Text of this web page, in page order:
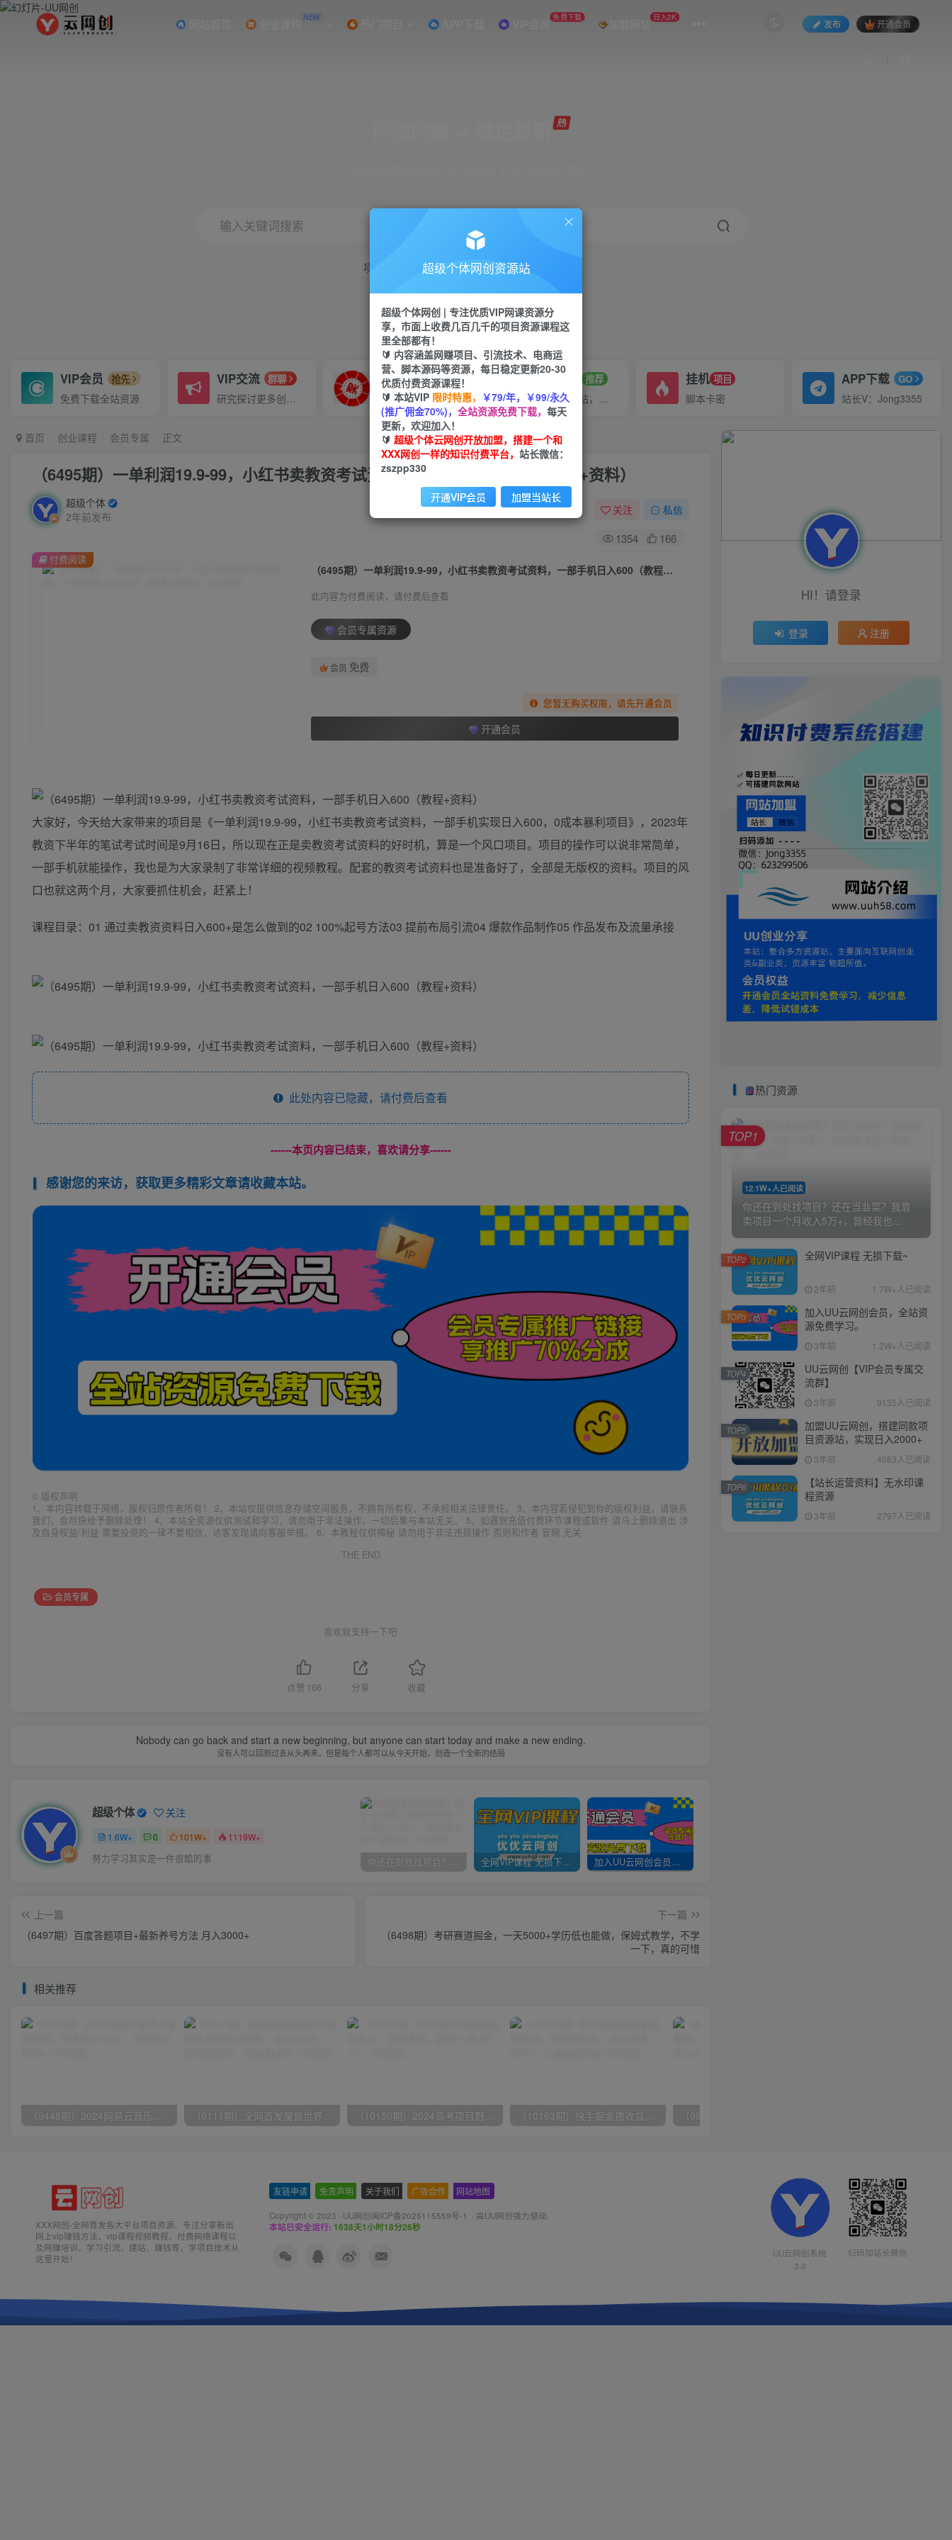
创业课程 NEW 热门项目 APP下载 VIP会员 免费下载 加盟网站 日入2K
发布 开通会员
输入关键词搜索
项目 引流 短视频 小红书
VIP会员 抢先
免费下载全站资源
VIP交流 群聊
研究探讨更多创业项目路子。
VIP推广
70%分佣
会员专属推广链接
招募站长 推荐
搭建同款网站，自己当老板
挂机 项目
脚本卡密
APP下载 GO
站长V：Jong3355
首页 创业课程 会员专属 正文
（6495期）一单利润19.9-99，小红书卖教资考试资料，一部手机日入600（教程+资料）
超级个体
2年前发布
关注 私信
1354 166
（6495期）一单利润19.9-99，小红书卖教资考试资料，一部手机日入600（教程+资料）
此内容为付费阅读，请付费后查看
会员专属资源
会员 免费
您暂无购买权限，请先开通会员
开通会员
付费阅读
大家好，今天给大家带来的项目是《一单利润19.9-99，小红书卖教资考试资料，一部手机实现日入600，0成本暴利项目》，2023年
教资下半年的笔试考试时间是9月16日，所以现在正是卖教资考试资料的好时机，算是一个风口项目。项目的操作可以说非常简单，
一部手机就能操作，我也是为大家录制了非常详细的视频教程。配套的教资考试资料也是准备好了，全部是无版权的资料。项目的风
口也就这两个月，大家要抓住机会，赶紧上！
课程目录：01 通过卖教资资料日入600+是怎么做到的02 100%起号方法03 提前布局引流04 爆款作品制作05 作品发布及流量承接
此处内容已隐藏，请付费后查看
------本页内容已结束，喜欢请分享------
感谢您的来访，获取更多精彩文章请收藏本站。
© 版权声明
1、本内容转载于网络，版权归原作者所有！ 2、本站仅提供信息存储空间服务，不拥有所有权，不承担相关法律责任。 3、本内容若侵犯到你的版权利益，请联系
我们，会尽快给予删除处理！ 4、本站全资源仅供测试和学习，请勿用于非法操作，一切后果与本站无关。 5、如遇到充值付费环节课程或软件 请马上删除退出 涉
及自身权益/利益 需要投资的一律不要相信，访客发现请向客服举报。 6、本教程仅供揭秘 请勿用于非法违规操作 否则和作者 官网 无关
THE END
会员专属
喜欢就支持一下吧
点赞 166 分享 收藏
Nobody can go back and start a new beginning, but anyone can start today and make a new ending.
没有人可以回到过去从头再来，但是每个人都可以从今天开始，创造一个全新的结局
超级个体 关注
1.6W+ 0 101W+ 1119W+
努力学习其实是一件很酷的事 你还在到处找项目？还在当韭菜？我靠卖项目一个月收入5万+，曾经我也是个失败者。 全网VIP课程 无损下载~ 加入UU云网创会员，全站资源免费学习。
上一篇
（6497期）百度答题项目+最新养号方法 月入3000+
下一篇
（6498期）考研赛道掘金，一天5000+学历低也能做，保姆式教学，不学
一下，真的可惜
相关推荐
（9448期）2024网易云音乐人挂机项目，单机日入150+，无脑月入5000+ （9111期）全网首发魔兽世界美服全自动打金搬砖，日入1000+，简单好操作，保姆级教学 （10150期）2024高考项目野路子玩法，无限裂变，最高一天1W＋！ （10163期）快手掘金撸收益最新技术，高收益玩法，单日变现500+，小白必备项目
HI！请登录
登录 注册
热门资源
12.1W+人已阅读
你还在到处找项目？还在当韭菜？我靠
卖项目一个月收入5万+，曾经我也...
TOP1
全网VIP课程 无损下载~
2年前 1.7W+人已阅读
TOP2
加入UU云网创会员，全站资
源免费学习。
3年前 1.2W+人已阅读
TOP3
UU云网创【VIP会员专属交
流群】
3年前 9135人已阅读
TOP4
加盟UU云网创，搭建同款项
目资源站，实现日入2000+
3年前 4083人已阅读
TOP5
【站长运营资料】无水印课
程资源
3年前 2797人已阅读
TOP6
XXX网创-全网首发各大平台项目资源、专注分享新出
网上vip赚钱方法、vip课程视频教程、付费网络课程以
及网赚培训，学习引流、建站、赚钱等，学项目技术从
这里开始！
友链申请 免责声明 关于我们 广告合作 网站地图
Copyright © 2023 · UU网创闽ICP备2025115559号-1 · 由UU网创强力驱动.
本站已安全运行: 1638天1小时18分27秒
UU云网创系统
3.0
扫码加站长微信
超级个体网创资源站
超级个体网创 | 专注优质VIP网课资源分
享，市面上收费几百几千的项目资源课程这
里全部都有！
🔰 内容涵盖网赚项目、引流技术、电商运
营、脚本源码等资源，每日稳定更新20-30
优质付费资源课程！
🔰 本站VIP 限时特惠， ￥79/年，￥99/永久
(推广佣金70%)， 全站资源免费下载， 每天
更新，欢迎加入！
🔰 超级个体云网创开放加盟，搭建一个和
XXX网创一样的知识付费平台， 站长微信：
zszpp330
开通VIP会员 加盟当站长